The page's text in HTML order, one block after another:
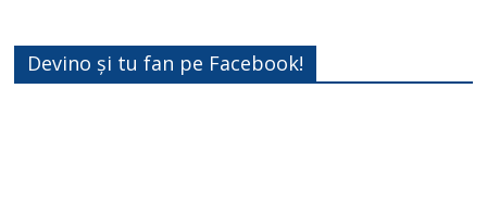
Devino și tu fan pe Facebook!